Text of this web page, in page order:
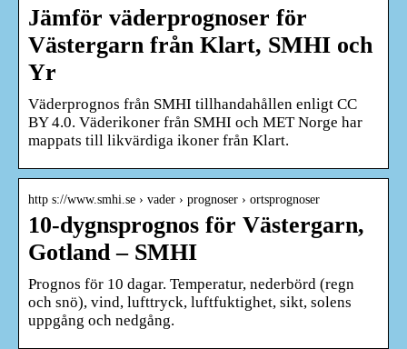
Jämför väderprognoser för
Västergarn från Klart, SMHI och
Yr
Väderprognos från SMHI tillhandahållen enligt CC
BY 4.0. Väderikoner från SMHI och MET Norge har
mappats till likvärdiga ikoner från Klart.
http s://www.smhi.se › vader › prognoser › ortsprognoser
10-dygnsprognos för Västergarn,
Gotland – SMHI
Prognos för 10 dagar. Temperatur, nederbörd (regn
och snö), vind, lufttryck, luftfuktighet, sikt, solens
uppgång och nedgång.